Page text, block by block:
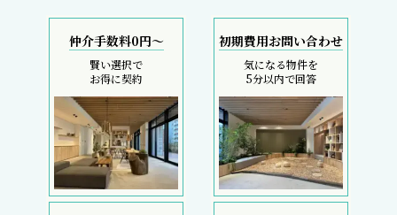
仲介手数料0円～
賢い選択で
お得に契約
初期費用お問い合わせ
気になる物件を
5分以内で回答